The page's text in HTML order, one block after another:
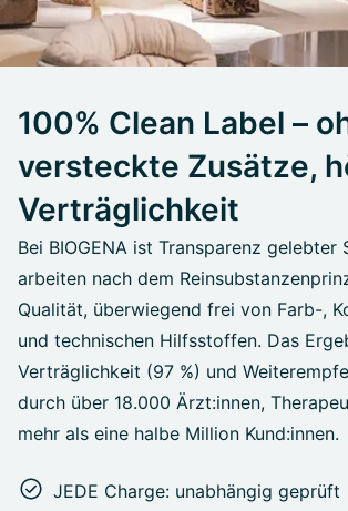
100% Clean Label –
versteckte Zusätze,
Verträglichkeit
Bei BIOGENA ist Transparenz gelebter
arbeiten nach dem
Qualität, überwiegend frei von Farb-,
und technischen Hilfsstoffen. Das
Verträglichkeit (97 %) und
durch über 18.000 Ärzt:innen,
mehr als eine halbe Million Kund:innen.
JEDE Charge: unabhängig geprüft